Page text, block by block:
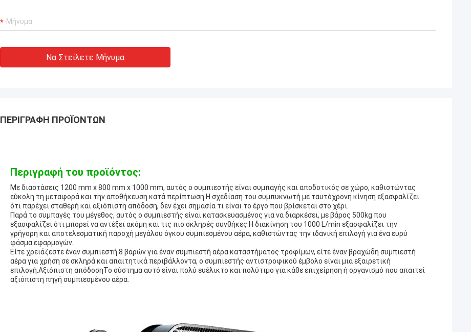
Να Στείλετε Μήνυμα
ΠΕΡΙΓΡΑΦΉ ΠΡΟΪΌΝΤΩΝ
Περιγραφή του προϊόντος:
Με διαστάσεις 1200 mm x 800 mm x 1000 mm, αυτός ο συμπιεστής είναι συμπαγής και αποδοτικός σε χώρο, καθιστώντας
εύκολη τη μεταφορά και την αποθήκευση κατά περίπτωση.Η σχεδίαση του συμπυκνωτή με ταυτόχρονη κίνηση εξασφαλίζει
ότι παρέχει σταθερή και αξιόπιστη απόδοση, δεν έχει σημασία τι είναι το έργο που βρίσκεται στο χέρι.
Παρά το συμπαγές του μέγεθος, αυτός ο συμπιεστής είναι κατασκευασμένος για να διαρκέσει, με βάρος 500kg που
εξασφαλίζει ότι μπορεί να αντέξει ακόμη και τις πιο σκληρές συνθήκες.Η διακίνηση του 1000 L/min εξασφαλίζει την
γρήγορη και αποτελεσματική παροχή μεγάλου όγκου συμπιεσμένου αέρα, καθιστώντας την ιδανική επιλογή για ένα ευρύ
φάσμα εφαρμογών.
Είτε χρειάζεστε έναν συμπιεστή 8 βαρών για έναν συμπιεστή αέρα καταστήματος τροφίμων, είτε έναν βραχώδη συμπιεστή
αέρα για χρήση σε σκληρά και απαιτητικά περιβάλλοντα, ο συμπιεστής αντιστροφικού έμβολο είναι μια εξαιρετική
επιλογή.Αξιόπιστη απόδοσηΤο σύστημα αυτό είναι πολύ ευέλικτο και πολύτιμο για κάθε επιχείρηση ή οργανισμό που απαιτεί
αξιόπιστη πηγή συμπιεσμένου αέρα.